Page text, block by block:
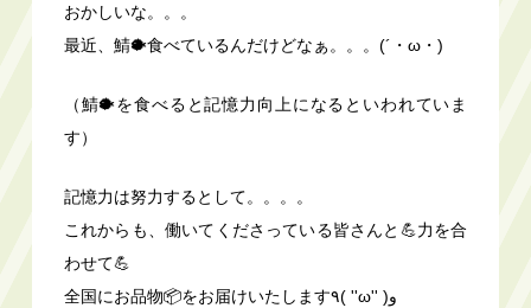
おかしいな。。。
最近、鯖🐡食べているんだけどなぁ。。。(´・ω・)
（鯖🐡を食べると記憶力向上になるといわれていま
す）
記憶力は努力するとして。。。。
これからも、働いてくださっている皆さんと💪力を合
わせて💪
全国にお品物📦をお届けいたします٩( ''ω'' )و